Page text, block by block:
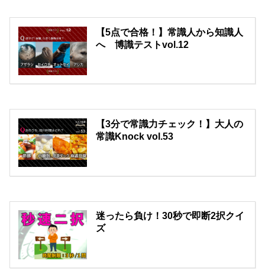
【5点で合格！】常識人から知識人
へ 博識テストvol.12
【3分で常識力チェック！】大人の
常識Knock vol.53
迷ったら負け！30秒で即断2択クイ
ズ